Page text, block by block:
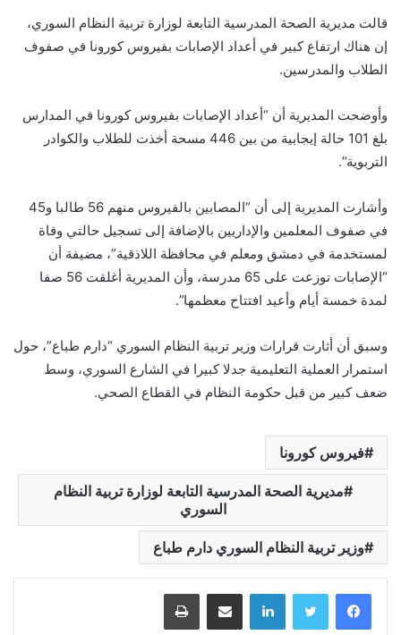
قالت مديرية الصحة المدرسية التابعة لوزارة تربية النظام السوري،
إن هناك ارتفاع كبير في أعداد الإصابات بفيروس كورونا في صفوف
الطلاب والمدرسين.
وأوضحت المديرية أن “أعداد الإصابات بفيروس كورونا في المدارس
بلغ 101 حالة إيجابية من بين 446 مسحة أخذت للطلاب والكوادر
التربوية”.
وأشارت المديرية إلى أن “المصابين بالفيروس منهم 56 طالبا و45
في صفوف المعلمين والإداريين بالإضافة إلى تسجيل حالتي وفاة
لمستخدمة في دمشق ومعلم في محافظة اللاذقية”، مضيفة أن
“الإصابات توزعت على 65 مدرسة، وأن المديرية أغلقت 56 صفا
لمدة خمسة أيام وأعيد افتتاح معظمها”.
وسبق أن أثارت قرارات وزير تربية النظام السوري “دارم طباع”، حول
استمرار العملية التعليمية جدلا كبيرا في الشارع السوري، وسط
ضعف كبير من قبل حكومة النظام في القطاع الصحي.
فيروس كورونا
مديرية الصحة المدرسية التابعة لوزارة تربية النظام
السوري
وزير تربية النظام السوري دارم طباع
لينكدإن